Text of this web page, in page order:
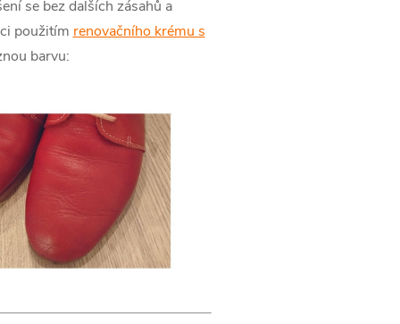
se bez dalších zásahů a
použitím renovačního krému s
barvu: